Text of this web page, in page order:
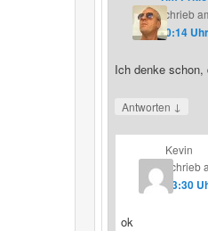
schrieb
20:14 Uhr
Ich denke
Antworten ↓
Kevin
schrieb
23:30
ok